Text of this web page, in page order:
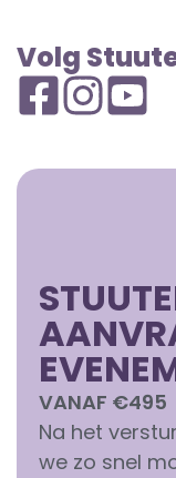
Volg
VANAF €495
Na het
we zo snel